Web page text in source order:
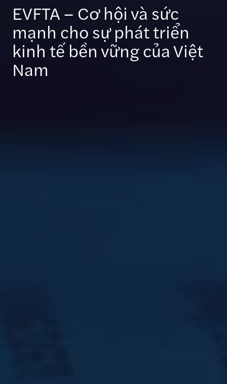
EVFTA – Cơ hội và sức
mạnh cho sự phát triển
kinh tế bền vững của Việt
Nam